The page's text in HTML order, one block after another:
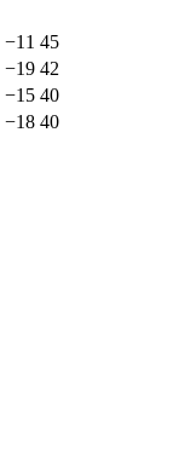
−11 45
−19 42
−15 40
−18 40